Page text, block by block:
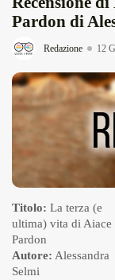
Pardon di
Redazione 12
Titolo: La terza (e
ultima) vita di Aiace
Pardon
Autore: Alessandra
Selmi